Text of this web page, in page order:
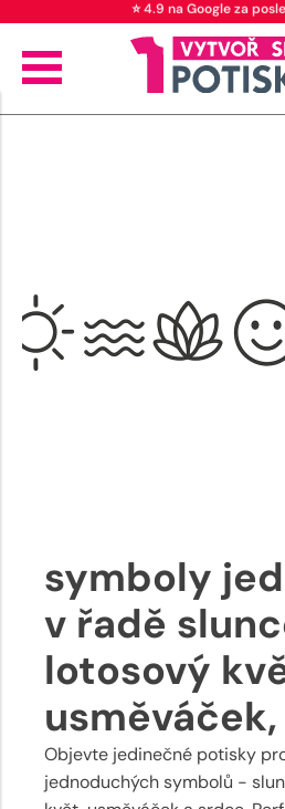
⭐ 4.9 na Google za
symboly
v řadě
lotosový
Objevte jedinečné potisky
jednoduchých symbolů -